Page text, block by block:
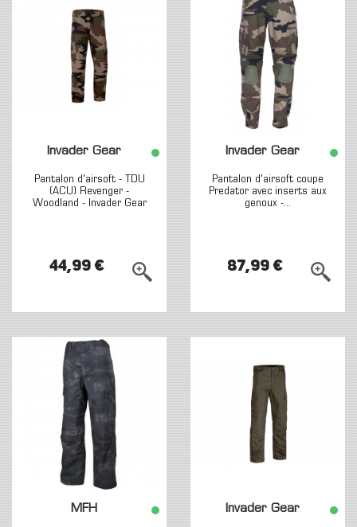
Invader Gear
Pantalon d'airsoft - TDU
(ACU) Revenger -
Woodland - Invader Gear
44,99 €
Invader Gear
Pantalon d'airsoft coupe
Predator avec inserts aux
genoux -...
87,99 €
MFH Invader Gear